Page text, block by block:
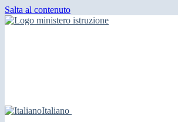
Salta al contenuto
Italiano